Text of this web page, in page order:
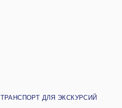
ТРАНСПОРТ ДЛЯ ЭКСКУРСИЙ